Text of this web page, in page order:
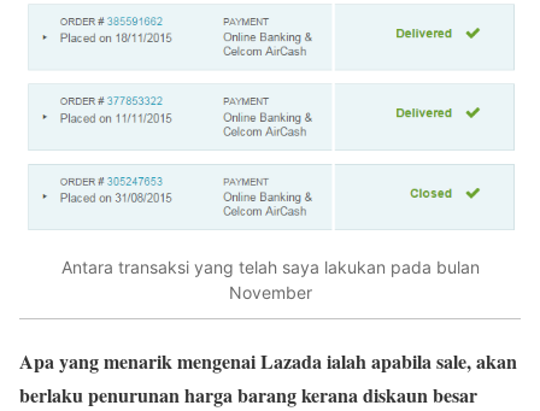
Antara transaksi yang telah saya lakukan pada bulan
November
Apa yang menarik mengenai Lazada ialah apabila sale, akan
berlaku penurunan harga barang kerana diskaun besar